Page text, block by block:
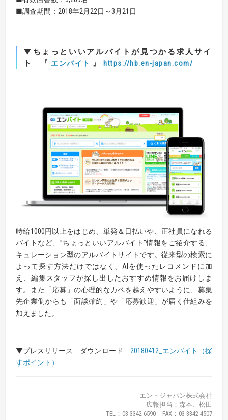
■調査期間：2018年2月22日～3月21日
▼ちょっといいアルバイトが見つかる求人サイ
ト 『 エンバイト 』 https://hb.en-japan.com/
時給1000円以上をはじめ、単発＆日払いや、正社員になれる
バイトなど、”ちょっといいアルバイト”情報をご紹介する、
キュレーション型のアルバイトサイトです。従来型の検索に
よって探す方法だけではなく、AIを使ったレコメンドに加
え、編集スタッフが探し出したおすすめ情報をお届けしま
す。また「応募」の心理的なカベを越えやすいように、募集
先企業側からも「面談確約」や「応募歓迎」が届く仕組みを
加えました。
▼プレスリリース ダウンロード 20180412_エンバイト（探
すポイント）
エン・ジャパン株式会社
広報担当：森本、松田
TEL：03-3342-6590 FAX：03-3342-4507